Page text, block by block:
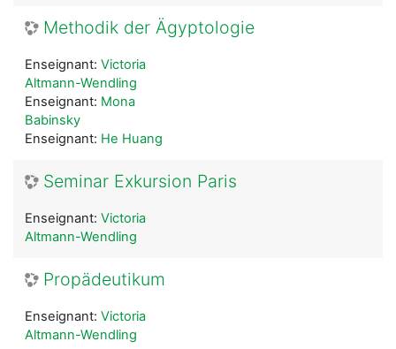
Methodik der Ägyptologie
Enseignant: Victoria
Altmann-Wendling
Enseignant: Mona
Babinsky
Enseignant: He Huang
Seminar Exkursion Paris
Enseignant: Victoria
Altmann-Wendling
Propädeutikum
Enseignant: Victoria
Altmann-Wendling